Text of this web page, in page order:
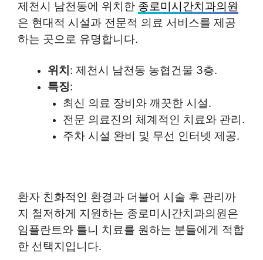
제천시 남천동에 위치한 종로미시간치과의원
은 현대적 시설과 전문적 의료 서비스를 제공
하는 곳으로 유명합니다.
위치 : 제천시 남천동 농협건물 3층.
특징:
최신 의료 장비와 깨끗한 시설.
전문 의료진의 체계적인 치료와 관리.
주차 시설 완비 및 무선 인터넷 제공.
환자 친화적인 환경과 더불어 시술 후 관리까
지 철저하게 지원하는 종로미시간치과의원은
임플란트와 틀니 치료를 원하는 분들에게 적합
한 선택지입니다.